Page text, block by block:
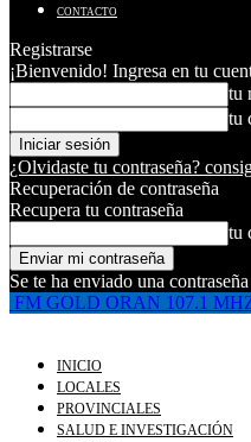
CONTACTO
Registrarse
¡Bienvenido! Ingresa en tu
tu
tu
¿Olvidaste tu contraseña?
Recuperación de contraseña
Recupera tu contraseña
tu
Se te ha enviado una
FM GOLD ORAN 107.1
INICIO
LOCALES
PROVINCIALES
SALUD E INVESTIGACIÓN